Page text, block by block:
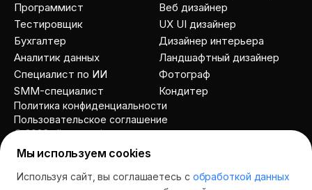
Программист
Тестировщик
Бухгалтер
Аналитик данных
Специалист по ИИ
SMM-специалист
Веб дизайнер
UX UI дизайнер
Дизайнер интерьера
Ландшафтный дизайнер
Фотограф
Кондитер
© 2026 allcourses.io
Пользовательское соглашение
Политика конфиденциальности
Мы используем cookies
Используя сайт, вы соглашаетесь с обработкой данных